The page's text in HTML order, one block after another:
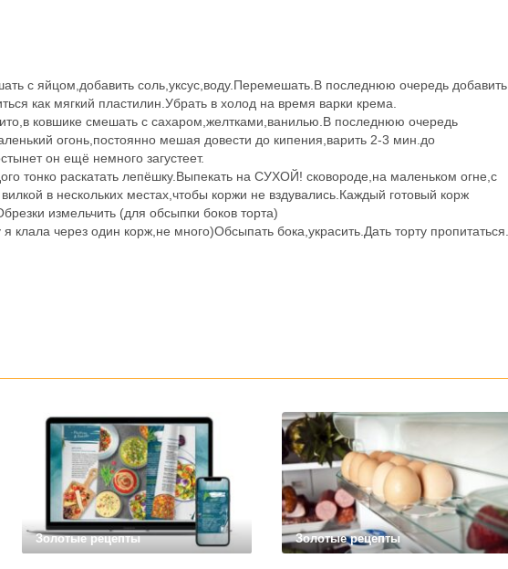
с яйцом,добавить соль,уксус,воду.Перемешать.В последнюю очередь добавить
как мягкий пластилин.Убрать в холод на время варки крема.
ковшике смешать с сахаром,желтками,ванилью.В последнюю очередь
огонь,постоянно мешая довести до кипения,варить 2-3 мин.до
он ещё немного загустеет.
тонко раскатать лепёшку.Выпекать на СУХОЙ! сковороде,на маленьком огне,с
в нескольких местах,чтобы коржи не вздувались.Каждый готовый корж
измельчить (для обсыпки боков торта)
клала через один корж,не много)Обсыпать бока,украсить.Дать торту пропитаться.
Золотые рецепты Золотые рецепты